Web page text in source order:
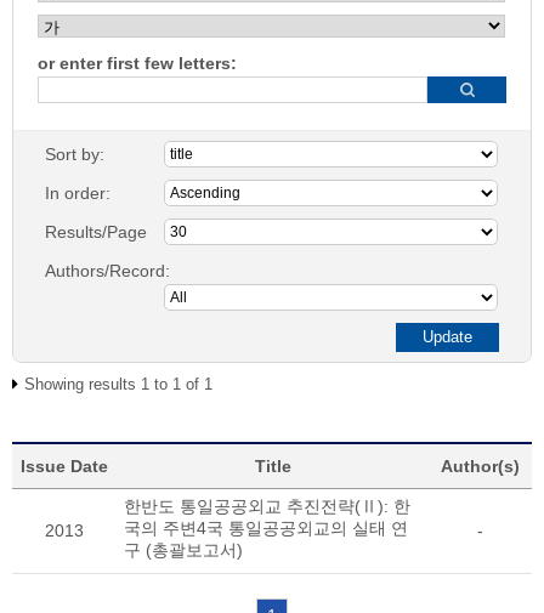
or enter first few letters:
Sort by:
In order:
Results/Page
Authors/Record:
Showing results 1 to 1 of 1
Issue Date Title Author(s)
2013
한반도 통일공공외교 추진전략(Ⅱ): 한
국의 주변4국 통일공공외교의 실태 연
구 (총괄보고서)
-